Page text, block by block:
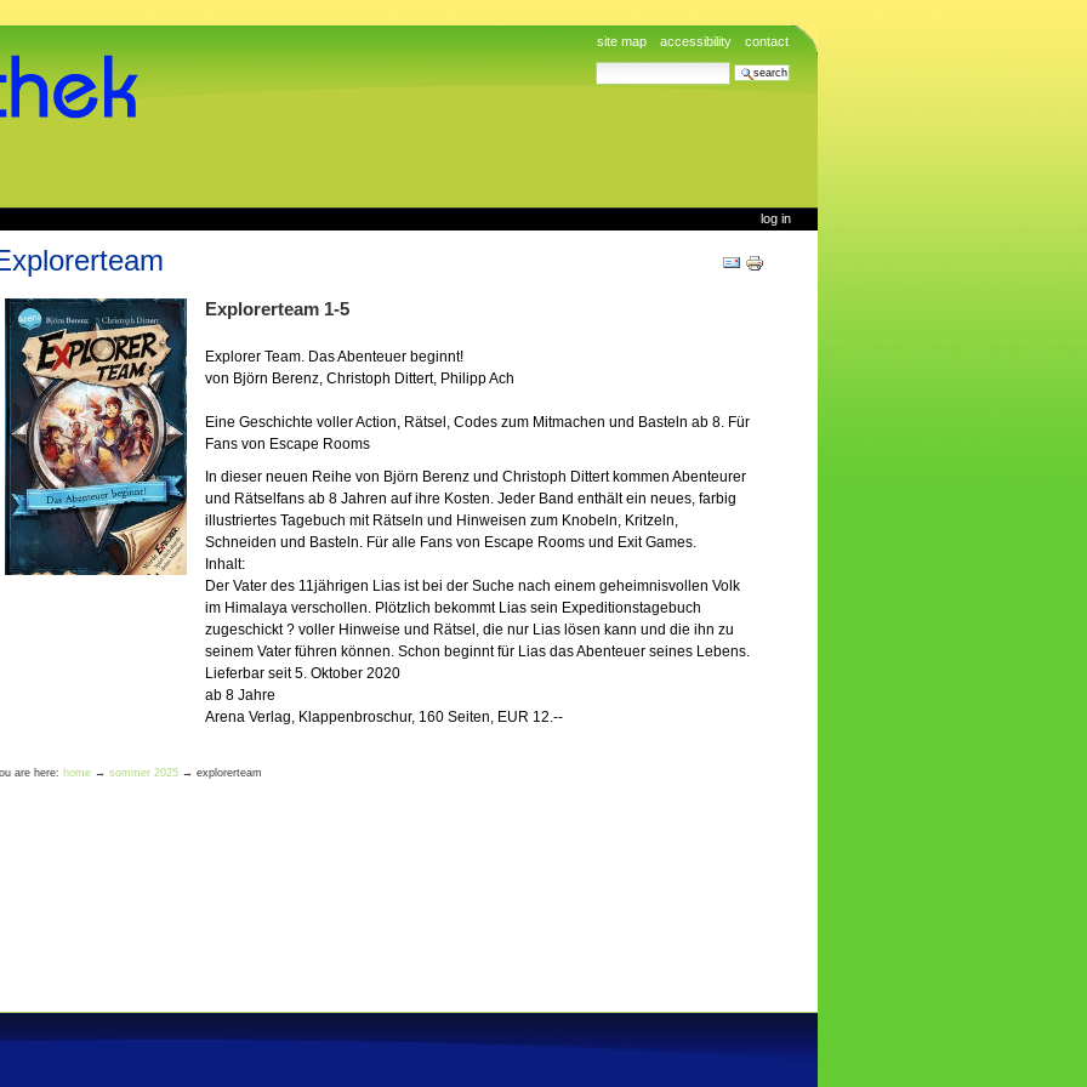
site map accessibility
contact
search site
log in
Document
Actions
Explorerteam 1-5
Explorer Team. Das Abenteuer beginnt!
von Björn Berenz, Christoph Dittert, Philipp Ach
Eine Geschichte voller Action, Rätsel, Codes zum Mitmachen und Basteln ab 8. Für
Fans von Escape Rooms
In dieser neuen Reihe von Björn Berenz und Christoph Dittert kommen Abenteurer
und Rätselfans ab 8 Jahren auf ihre Kosten. Jeder Band enthält ein neues, farbig
illustriertes Tagebuch mit Rätseln und Hinweisen zum Knobeln, Kritzeln,
Schneiden und Basteln. Für alle Fans von Escape Rooms und Exit Games.
Inhalt:
Der Vater des 11jährigen Lias ist bei der Suche nach einem geheimnisvollen Volk
im Himalaya verschollen. Plötzlich bekommt Lias sein Expeditionstagebuch
zugeschickt ? voller Hinweise und Rätsel, die nur Lias lösen kann und die ihn zu
seinem Vater führen können. Schon beginnt für Lias das Abenteuer seines Lebens.
Lieferbar seit 5. Oktober 2020
ab 8 Jahre
Arena Verlag, Klappenbroschur, 160 Seiten, EUR 12.--
are here: home → sommer 2025 → explorerteam